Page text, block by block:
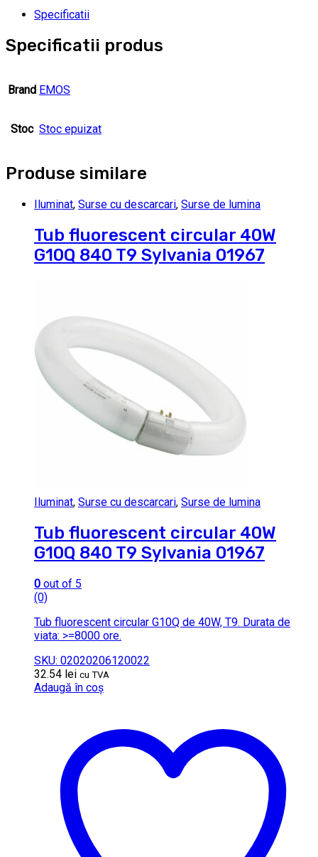
Specificatii
Specificatii produs
Brand EMOS
Stoc Stoc epuizat
Produse similare
Iluminat, Surse cu descarcari, Surse de lumina
Tub fluorescent circular 40W
G10Q 840 T9 Sylvania 01967
Iluminat, Surse cu descarcari, Surse de lumina
Tub fluorescent circular 40W
G10Q 840 T9 Sylvania 01967
0 out of 5
(0)
Tub fluorescent circular G10Q de 40W, T9. Durata de
viata: >=8000 ore.
SKU: 02020206120022
32.54 lei cu TVA
Adaugă în coș